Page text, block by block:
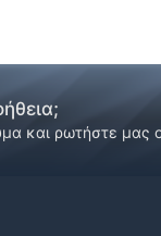
και ρωτήστε μας